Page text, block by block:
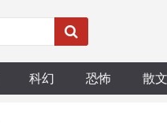
科幻 恐怖 散文